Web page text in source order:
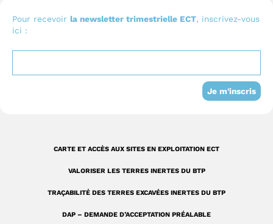
b
o
k
u
e
e
i
n
I
s
t
a
m
Pour recevoir la newsletter trimestrielle ECT, inscrivez-vous
ici :
Je m'inscris
CARTE ET ACCÈS AUX SITES EN EXPLOITATION ECT
VALORISER LES TERRES INERTES DU BTP
TRAÇABILITÉ DES TERRES EXCAVÉES INERTES DU BTP
DAP – DEMANDE D’ACCEPTATION PRÉALABLE